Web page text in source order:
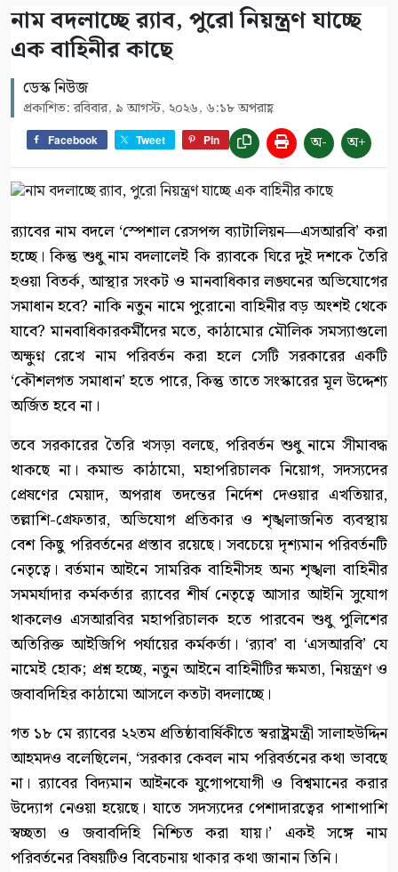
নাম বদলাচ্ছে র‌্যাব, পুরো নিয়ন্ত্রণ যাচ্ছে
এক বাহিনীর কাছে
ডেস্ক নিউজ
প্রকাশিত: রবিবার, ৯ আগস্ট, ২০২৬, ৬:১৮ অপরাহ্ণ
Facebook Tweet Pin অ- অ+
র‍্যাবের নাম বদলে ‘স্পেশাল রেসপন্স ব্যাটালিয়ন—এসআরবি’ করা
হচ্ছে। কিন্তু শুধু নাম বদলালেই কি র‍্যাবকে ঘিরে দুই দশকে তৈরি
হওয়া বিতর্ক, আস্থার সংকট ও মানবাধিকার লঙ্ঘনের অভিযোগের
সমাধান হবে? নাকি নতুন নামে পুরোনো বাহিনীর বড় অংশই থেকে
যাবে? মানবাধিকারকর্মীদের মতে, কাঠামোর মৌলিক সমস্যাগুলো
অক্ষুণ্ন রেখে নাম পরিবর্তন করা হলে সেটি সরকারের একটি
‘কৌশলগত সমাধান’ হতে পারে, কিন্তু তাতে সংস্কারের মূল উদ্দেশ্য
অর্জিত হবে না।
তবে সরকারের তৈরি খসড়া বলছে, পরিবর্তন শুধু নামে সীমাবদ্ধ
থাকছে না। কমান্ড কাঠামো, মহাপরিচালক নিয়োগ, সদস্যদের
প্রেষণের মেয়াদ, অপরাধ তদন্তের নির্দেশ দেওয়ার এখতিয়ার,
তল্লাশি-গ্রেফতার, অভিযোগ প্রতিকার ও শৃঙ্খলাজনিত ব্যবস্থায়
বেশ কিছু পরিবর্তনের প্রস্তাব রয়েছে। সবচেয়ে দৃশ্যমান পরিবর্তনটি
নেতৃত্বে। বর্তমান আইনে সামরিক বাহিনীসহ অন্য শৃঙ্খলা বাহিনীর
সমমর্যাদার কর্মকর্তার র‍্যাবের শীর্ষ নেতৃত্বে আসার আইনি সুযোগ
থাকলেও এসআরবির মহাপরিচালক হতে পারবেন শুধু পুলিশের
অতিরিক্ত আইজিপি পর্যায়ের কর্মকর্তা। ‘র‍্যাব’ বা ‘এসআরবি’ যে
নামেই হোক; প্রশ্ন হচ্ছে, নতুন আইনে বাহিনীটির ক্ষমতা, নিয়ন্ত্রণ ও
জবাবদিহির কাঠামো আসলে কতটা বদলাচ্ছে।
গত ১৮ মে র‍্যাবের ২২তম প্রতিষ্ঠাবার্ষিকীতে স্বরাষ্ট্রমন্ত্রী সালাহউদ্দিন
আহমদও বলেছিলেন, ‘সরকার কেবল নাম পরিবর্তনের কথা ভাবছে
না। র‍্যাবের বিদ্যমান আইনকে যুগোপযোগী ও বিশ্বমানের করার
উদ্যোগ নেওয়া হয়েছে। যাতে সদস্যদের পেশাদারত্বের পাশাপাশি
স্বচ্ছতা ও জবাবদিহি নিশ্চিত করা যায়।’ একই সঙ্গে নাম
পরিবর্তনের বিষয়টিও বিবেচনায় থাকার কথা জানান তিনি।